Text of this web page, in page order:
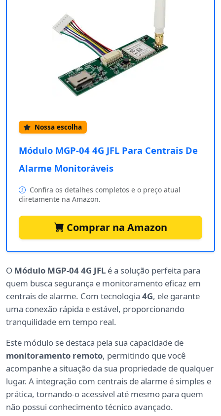
Nossa escolha
Módulo MGP-04 4G JFL Para Centrais De
Alarme Monitoráveis
Confira os detalhes completos e o preço atual
diretamente na Amazon.
Comprar na Amazon
O Módulo MGP-04 4G JFL é a solução perfeita para
quem busca segurança e monitoramento eficaz em
centrais de alarme. Com tecnologia 4G, ele garante
uma conexão rápida e estável, proporcionando
tranquilidade em tempo real.
Este módulo se destaca pela sua capacidade de
monitoramento remoto, permitindo que você
acompanhe a situação da sua propriedade de qualquer
lugar. A integração com centrais de alarme é simples e
prática, tornando-o acessível até mesmo para quem
não possui conhecimento técnico avançado.